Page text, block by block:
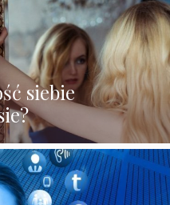
siebie